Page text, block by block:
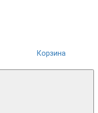
Корзина